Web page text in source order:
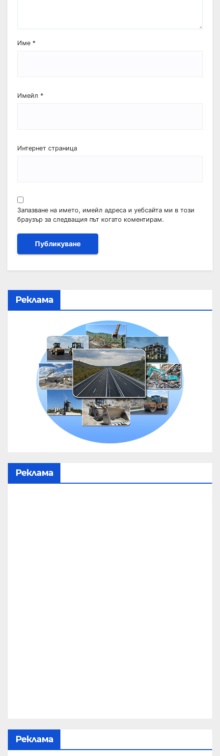
Име *
Имейл *
Интернет страница
Запазване на името, имейл адреса и уебсайта ми в този
браузър за следващия път когато коментирам.
Реклама
Реклама
Реклама